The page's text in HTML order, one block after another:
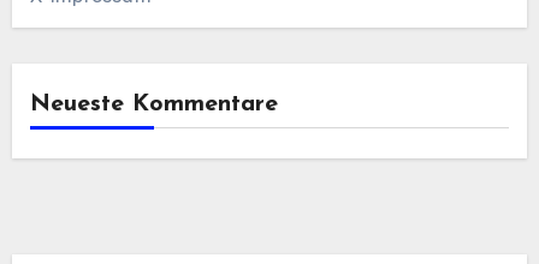
Neueste Kommentare